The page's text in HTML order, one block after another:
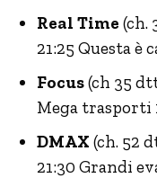
Real Time (ch.
21:25 Questa è
Focus(ch 35
Mega trasporti
DMAX (ch. 52
21:30 Grandi